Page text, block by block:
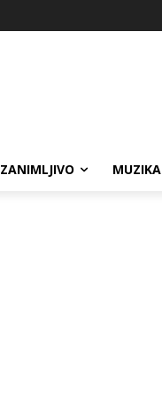
ZANIMLJIVO MUZIKA